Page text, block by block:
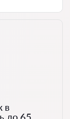
в
до 65